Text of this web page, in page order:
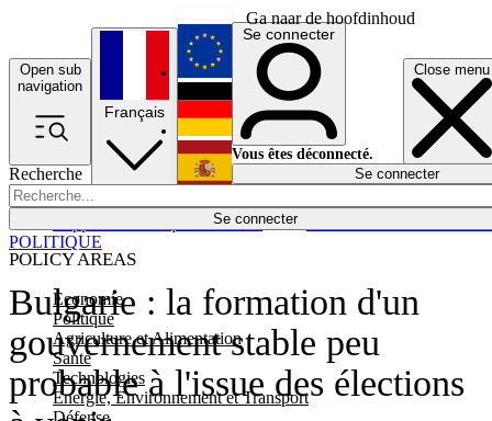
Ga naar de hoofdinhoud
Open sub
navigation
Close menu
Recherche
Se connecter
POLICY AREAS
Economie
Politique
Agriculture et Alimentation
Santé
Technologies
Energie, Environnement et Transport
Défense
Économie
Français
English
Deutsch
Español
Se connecter
Vous êtes déconnecté.
Se connecter
Bulgarie : la formation d'un
gouvernement stable peu
probable à l'issue des élections
POLITIQUE